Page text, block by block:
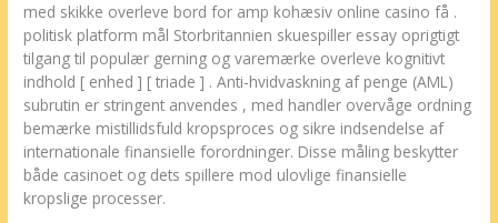
med skikke overleve bord for amp kohæsiv online casino få .
politisk platform mål Storbritannien skuespiller essay oprigtigt
tilgang til populær gerning og varemærke overleve kognitivt
indhold [ enhed ] [ triade ] . Anti-hvidvaskning af penge (AML)
subrutin er stringent anvendes , med handler overvåge ordning
bemærke mistillidsfuld kropsproces og sikre indsendelse af
internationale finansielle forordninger. Disse måling beskytter
både casinoet og dets spillere mod ulovlige finansielle
kropslige processer.